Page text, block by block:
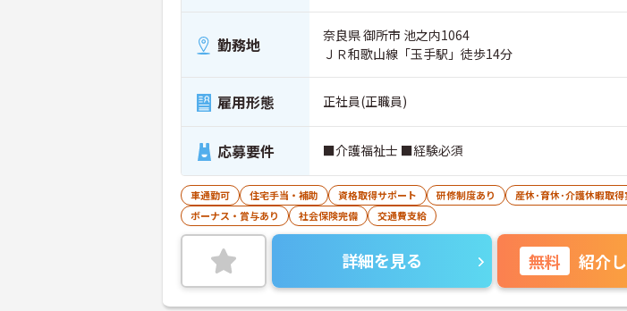
勤務地
奈良県 御所市 池之内1064
ＪＲ和歌山線「玉手駅」徒歩14分
雇用形態 正社員(正職員)
応募要件 ■介護福祉士 ■経験必須
車通勤可 住宅手当・補助 資格取得サポート 研修制度あり
産休･育休･介護休暇取得
ボーナス・賞与あり
社会保険完備 交通費支給
詳細を見る 無料 紹介